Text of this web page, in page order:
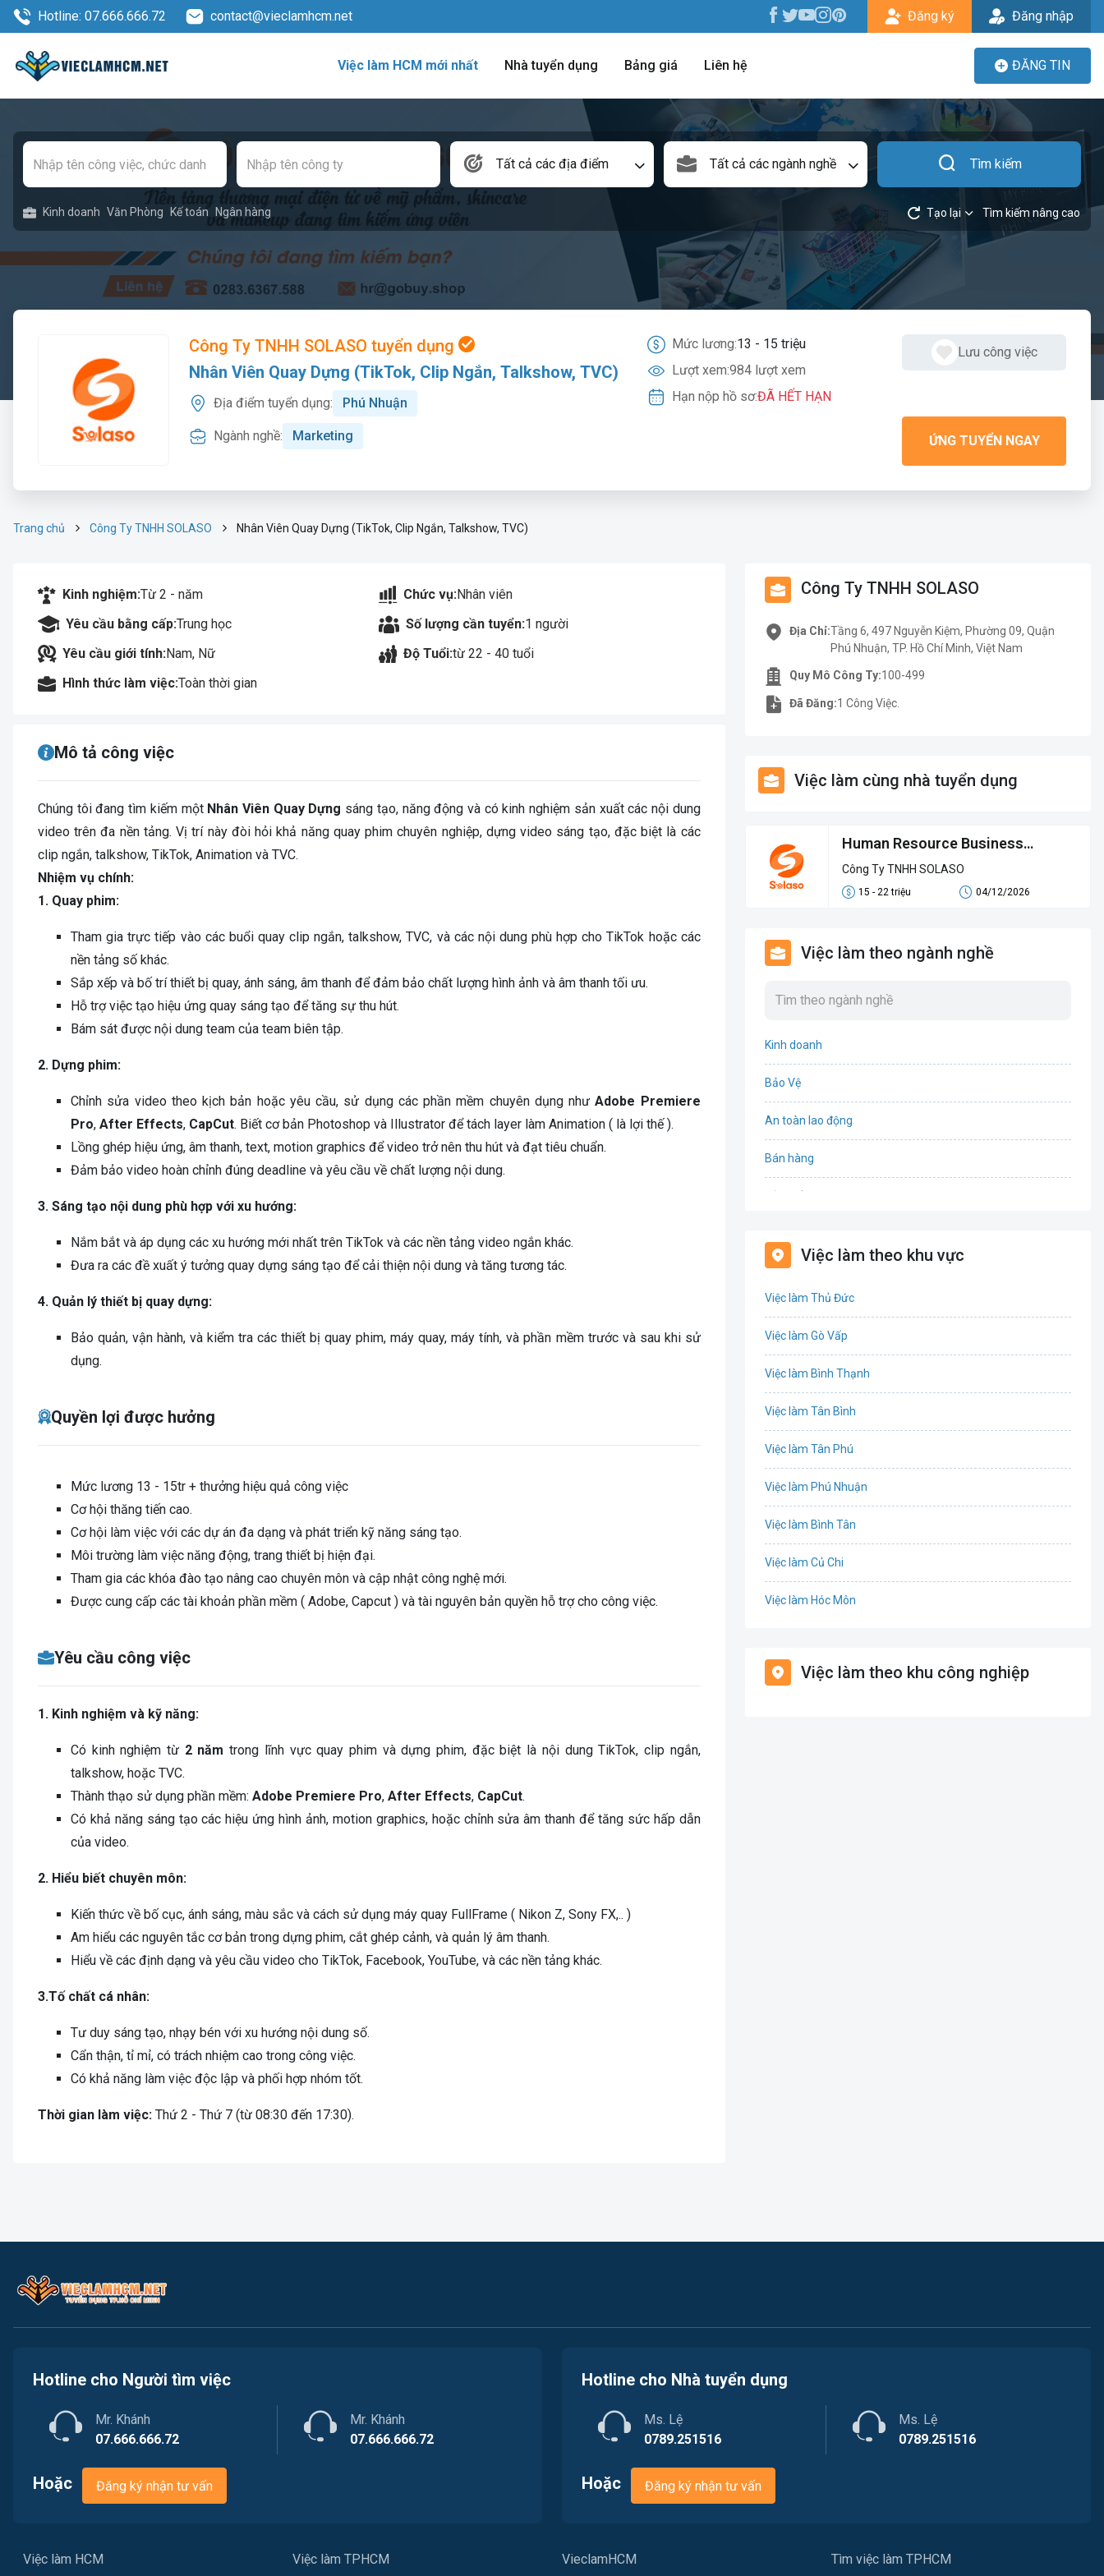
Hotline: 07.666.666.72 contact@vieclamhcm.net Đăng ký Đăng nhập
Việc làm HCM mới nhất Nhà tuyển dụng Bảng giá Liên hệ ĐĂNG TIN
Tất cả các địa điểm Tất cả các ngành nghề Tìm kiếm
Kinh doanh Văn Phòng Kế toán Ngân hàng Tạo lại Tìm kiếm nâng cao
Công Ty TNHH SOLASO tuyển dụng
Nhân Viên Quay Dựng (TikTok, Clip Ngắn, Talkshow, TVC)
Địa điểm tuyển dụng: Phú Nhuận
Ngành nghề: Marketing
Mức lương:13 - 15 triệu
Lượt xem:984 lượt xem
Hạn nộp hồ sơ:ĐÃ HẾT HẠN
Lưu công việc
ỨNG TUYỂN NGAY
Trang chủ Công Ty TNHH SOLASO Nhân Viên Quay Dựng (TikTok, Clip Ngắn, Talkshow, TVC)
Kinh nghiệm:Từ 2 - năm Chức vụ:Nhân viên
Yêu cầu bằng cấp:Trung học Số lượng cần tuyển:1 người
Yêu cầu giới tính:Nam, Nữ Độ Tuổi:từ 22 - 40 tuổi
Hình thức làm việc:Toàn thời gian
Mô tả công việc
Chúng tôi đang tìm kiếm một Nhân Viên Quay Dựng sáng tạo, năng động và có kinh nghiệm sản xuất các nội dung
video trên đa nền tảng. Vị trí này đòi hỏi khả năng quay phim chuyên nghiệp, dựng video sáng tạo, đặc biệt là các
clip ngắn, talkshow, TikTok, Animation và TVC.
Nhiệm vụ chính:
1. Quay phim:
Tham gia trực tiếp vào các buổi quay clip ngắn, talkshow, TVC, và các nội dung phù hợp cho TikTok hoặc các
nền tảng số khác.
Sắp xếp và bố trí thiết bị quay, ánh sáng, âm thanh để đảm bảo chất lượng hình ảnh và âm thanh tối ưu.
Hỗ trợ việc tạo hiệu ứng quay sáng tạo để tăng sự thu hút.
Bám sát được nội dung team của team biên tập.
2. Dựng phim:
Chỉnh sửa video theo kịch bản hoặc yêu cầu, sử dụng các phần mềm chuyên dụng như Adobe Premiere
Pro, After Effects, CapCut. Biết cơ bản Photoshop và Illustrator để tách layer làm Animation ( là lợi thế ).
Lồng ghép hiệu ứng, âm thanh, text, motion graphics để video trở nên thu hút và đạt tiêu chuẩn.
Đảm bảo video hoàn chỉnh đúng deadline và yêu cầu về chất lượng nội dung.
3. Sáng tạo nội dung phù hợp với xu hướng:
Nắm bắt và áp dụng các xu hướng mới nhất trên TikTok và các nền tảng video ngắn khác.
Đưa ra các đề xuất ý tưởng quay dựng sáng tạo để cải thiện nội dung và tăng tương tác.
4. Quản lý thiết bị quay dựng:
Bảo quản, vận hành, và kiểm tra các thiết bị quay phim, máy quay, máy tính, và phần mềm trước và sau khi sử
dụng.
Quyền lợi được hưởng
Mức lương 13 - 15tr + thưởng hiệu quả công việc
Cơ hội thăng tiến cao.
Cơ hội làm việc với các dự án đa dạng và phát triển kỹ năng sáng tạo.
Môi trường làm việc năng động, trang thiết bị hiện đại.
Tham gia các khóa đào tạo nâng cao chuyên môn và cập nhật công nghệ mới.
Được cung cấp các tài khoản phần mềm ( Adobe, Capcut ) và tài nguyên bản quyền hỗ trợ cho công việc.
Yêu cầu công việc
1. Kinh nghiệm và kỹ năng:
Có kinh nghiệm từ 2 năm trong lĩnh vực quay phim và dựng phim, đặc biệt là nội dung TikTok, clip ngắn,
talkshow, hoặc TVC.
Thành thạo sử dụng phần mềm: Adobe Premiere Pro, After Effects, CapCut.
Có khả năng sáng tạo các hiệu ứng hình ảnh, motion graphics, hoặc chỉnh sửa âm thanh để tăng sức hấp dẫn
của video.
2. Hiểu biết chuyên môn:
Kiến thức về bố cục, ánh sáng, màu sắc và cách sử dụng máy quay FullFrame ( Nikon Z, Sony FX,.. )
Am hiểu các nguyên tắc cơ bản trong dựng phim, cắt ghép cảnh, và quản lý âm thanh.
Hiểu về các định dạng và yêu cầu video cho TikTok, Facebook, YouTube, và các nền tảng khác.
3.Tố chất cá nhân:
Tư duy sáng tạo, nhạy bén với xu hướng nội dung số.
Cẩn thận, tỉ mỉ, có trách nhiệm cao trong công việc.
Có khả năng làm việc độc lập và phối hợp nhóm tốt.
Thời gian làm việc: Thứ 2 - Thứ 7 (từ 08:30 đến 17:30).
Công Ty TNHH SOLASO
Địa Chỉ:Tầng 6, 497 Nguyễn Kiệm, Phường 09, Quận
Phú Nhuận, TP. Hồ Chí Minh, Việt Nam
Quy Mô Công Ty:100-499
Đã Đăng:1 Công Việc.
Việc làm cùng nhà tuyển dụng
Human Resource Business
Partner (HRBP)
Công Ty TNHH SOLASO
15 - 22 triệu 04/12/2026
Việc làm theo ngành nghề
Kinh doanh
Bảo Vệ
An toàn lao động
Bán hàng
Bảo hiểm
Biên phiên dịch
Bưu chính viễn thông
Chứng khoán
Công nghệ sinh học
Công nghệ thực phẩm
Cơ khí
Tổ Chức Sự Kiện
Điện
Giáo dục / Đào tạo
Văn Phòng
Y tế
Vệ sinh công nghiệp
Việc làm theo khu vực
Việc làm Thủ Đức
Việc làm Gò Vấp
Việc làm Bình Thạnh
Việc làm Tân Bình
Việc làm Tân Phú
Việc làm Phú Nhuận
Việc làm Bình Tân
Việc làm Củ Chi
Việc làm Hóc Môn
Việc làm Nhà Bè
Việc làm theo khu công nghiệp
Hotline cho Người tìm việc
Mr. Khánh
07.666.666.72
Mr. Khánh
07.666.666.72
Hoặc Đăng ký nhận tư vấn
Hotline cho Nhà tuyển dụng
Ms. Lệ
0789.251516
Ms. Lệ
0789.251516
Hoặc Đăng ký nhận tư vấn
Việc làm HCM Việc làm TPHCM VieclamHCM Tìm việc làm TPHCM